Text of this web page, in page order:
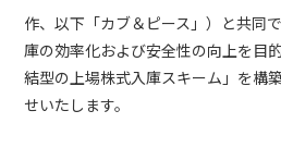
作、以下「カブ＆ピース」）と共同
庫の効率化および安全性の向上を目
結型の上場株式入庫スキーム」を構
せいたします。